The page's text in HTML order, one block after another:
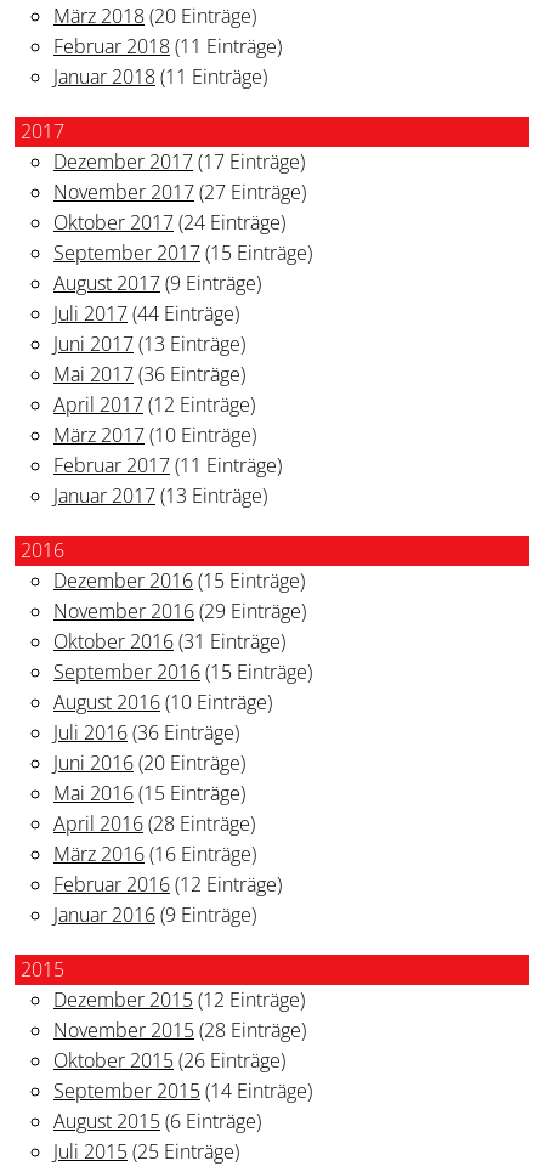
März 2018(20 Einträge)
Februar 2018(11 Einträge)
Januar 2018(11 Einträge)
2017
Dezember 2017(17 Einträge)
November 2017(27 Einträge)
Oktober 2017(24 Einträge)
September 2017(15 Einträge)
August 2017(9 Einträge)
Juli 2017(44 Einträge)
Juni 2017(13 Einträge)
Mai 2017(36 Einträge)
April 2017(12 Einträge)
März 2017(10 Einträge)
Februar 2017(11 Einträge)
Januar 2017(13 Einträge)
2016
Dezember 2016(15 Einträge)
November 2016(29 Einträge)
Oktober 2016(31 Einträge)
September 2016(15 Einträge)
August 2016(10 Einträge)
Juli 2016(36 Einträge)
Juni 2016(20 Einträge)
Mai 2016(15 Einträge)
April 2016(28 Einträge)
März 2016(16 Einträge)
Februar 2016(12 Einträge)
Januar 2016(9 Einträge)
2015
Dezember 2015(12 Einträge)
November 2015(28 Einträge)
Oktober 2015(26 Einträge)
September 2015(14 Einträge)
August 2015(6 Einträge)
Juli 2015(25 Einträge)